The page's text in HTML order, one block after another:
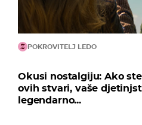
POKROVITELJ LEDO
Okusi nostalgiju: Ako
ovih stvari, vaše
legendarno...